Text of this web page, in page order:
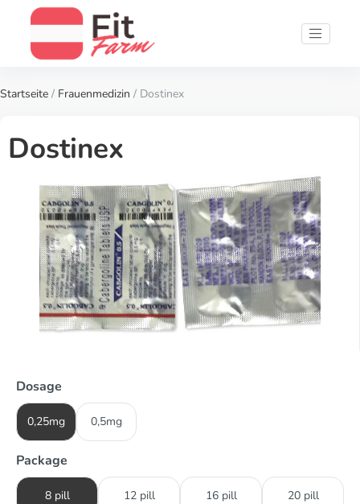
Startseite / Frauenmedizin / Dostinex
Dostinex
Dosage
0,25mg 0,5mg
Package
8 pill 12 pill 16 pill 20 pill